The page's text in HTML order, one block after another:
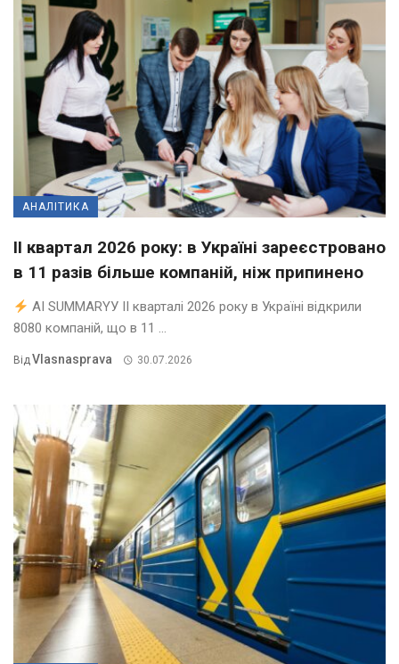
АНАЛІТИКА
II квартал 2026 року: в Україні зареєстровано
в 11 разів більше компаній, ніж припинено
AI SUMMARYУ ІІ кварталі 2026 року в Україні відкрили
8080 компаній, що в 11 ...
ВідVlasnasprava 30.07.2026